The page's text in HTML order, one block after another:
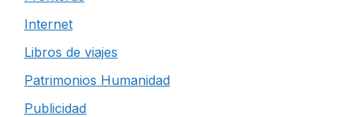
Internet
Libros de viajes
Patrimonios Humanidad
Publicidad